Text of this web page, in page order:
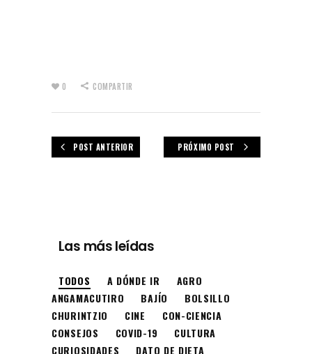
0 COMPARTIR
POST ANTERIOR PRÓXIMO POST
Las más leídas
TODOS A DÓNDE IR
AGRO
ANGAMACUTIRO
BAJÍO
BOLSILLO
CHURINTZIO
CINE
CON-CIENCIA
CONSEJOS
COVID-19
CULTURA
CURIOSIDADES
DATO DE DIETA